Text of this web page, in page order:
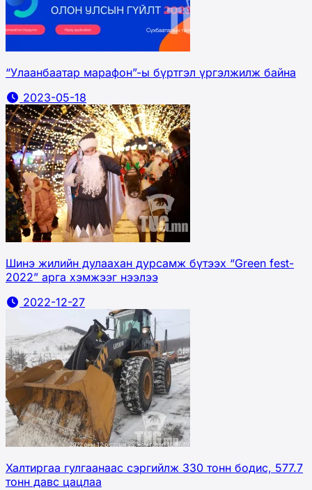
“Улаанбаатар марафон”-ы бүртгэл үргэлжилж байна
2023-05-18
Шинэ жилийн дулаахан дурсамж бүтээх “Green fest-
2022” арга хэмжээг нээлээ
2022-12-27
Халтиргаа гулгаанаас сэргийлж 330 тонн бодис, 577.7
тонн давс цацлаа